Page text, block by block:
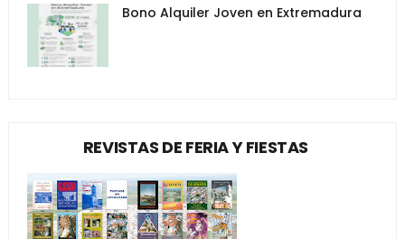
Bono Alquiler Joven en Extremadura
REVISTAS DE FERIA Y FIESTAS